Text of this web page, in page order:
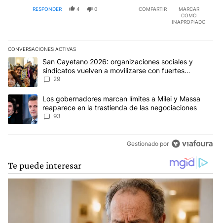
RESPONDER 4 0 COMPARTIR
MARCAR
COMO
INAPROPIADO
CONVERSACIONES ACTIVAS
Este listado muestra los artículos con más comentarios en los
Un artículo de tendencia con el título "San Cayetano 2026:
San Cayetano 2026: organizaciones sociales y
sindicatos vuelven a movilizarse con fuertes
reclamos al Gobierno
29
Un artículo de tendencia con el título "Los gobernadores
Los gobernadores marcan límites a Milei y Massa
reaparece en la trastienda de las negociaciones
93
Gestionado por